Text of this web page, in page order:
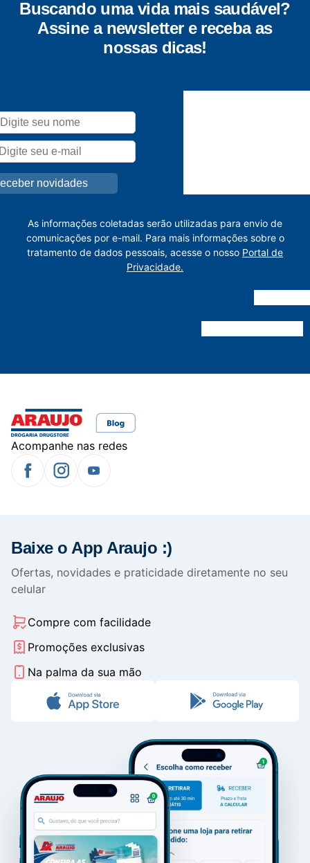
Buscando uma vida mais saudável?
Assine a newsletter e receba as
nossas dicas!
As informações coletadas serão utilizadas para envio de
comunicações por e-mail. Para mais informações sobre o
tratamento de dados pessoais, acesse o nosso Portal de
Privacidade.
Acompanhe nas redes
Baixe o App Araujo :)
Ofertas, novidades e praticidade diretamente no seu
celular
Compre com facilidade
Promoções exclusivas
Na palma da sua mão